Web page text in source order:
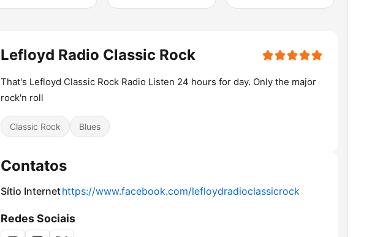
Lefloyd Radio Classic Rock
That's Lefloyd Classic Rock Radio Listen 24 hours for day. Only the major
rock'n roll
Classic Rock Blues
Contatos
Sítio Internethttps://www.facebook.com/lefloydradioclassicrock
Redes Sociais